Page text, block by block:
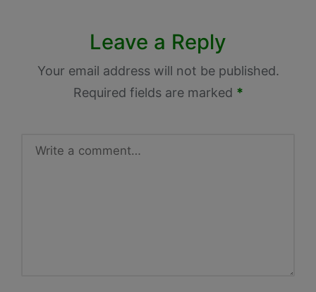
Leave a Reply
Your email address will not be published.
Required fields are marked *